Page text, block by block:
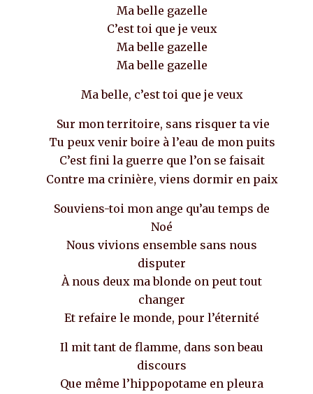
Ma belle gazelle
C’est toi que je veux
Ma belle gazelle
Ma belle gazelle
Ma belle, c’est toi que je veux
Sur mon territoire, sans risquer ta vie
Tu peux venir boire à l’eau de mon puits
C’est fini la guerre que l’on se faisait
Contre ma crinière, viens dormir en paix
Souviens-toi mon ange qu’au temps de
Noé
Nous vivions ensemble sans nous
disputer
À nous deux ma blonde on peut tout
changer
Et refaire le monde, pour l’éternité
Il mit tant de flamme, dans son beau
discours
Que même l’hippopotame en pleura